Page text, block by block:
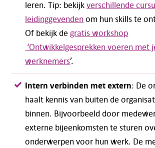
Telefoon:
088 - 329 20 70
E-mail:
info@kasgroeit.nl
leren. Tip: bekijkverschillende
leidinggevendenom hun skills te
Of bekijk degratis workshop
‘Ontwikkelgesprekken voeren met
werknemers’.
Intern verbinden met extern: De
haalt kennis van buiten de
binnen. Bijvoorbeeld door
externe bijeenkomsten te sturen
onderwerpen voor hun werk. De